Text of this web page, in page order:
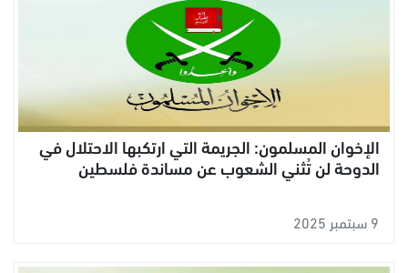
الإخوان المسلمون: الجريمة التي ارتكبها الاحتلال في
الدوحة لن تُثني الشعوب عن مساندة فلسطين
9 سبتمبر 2025